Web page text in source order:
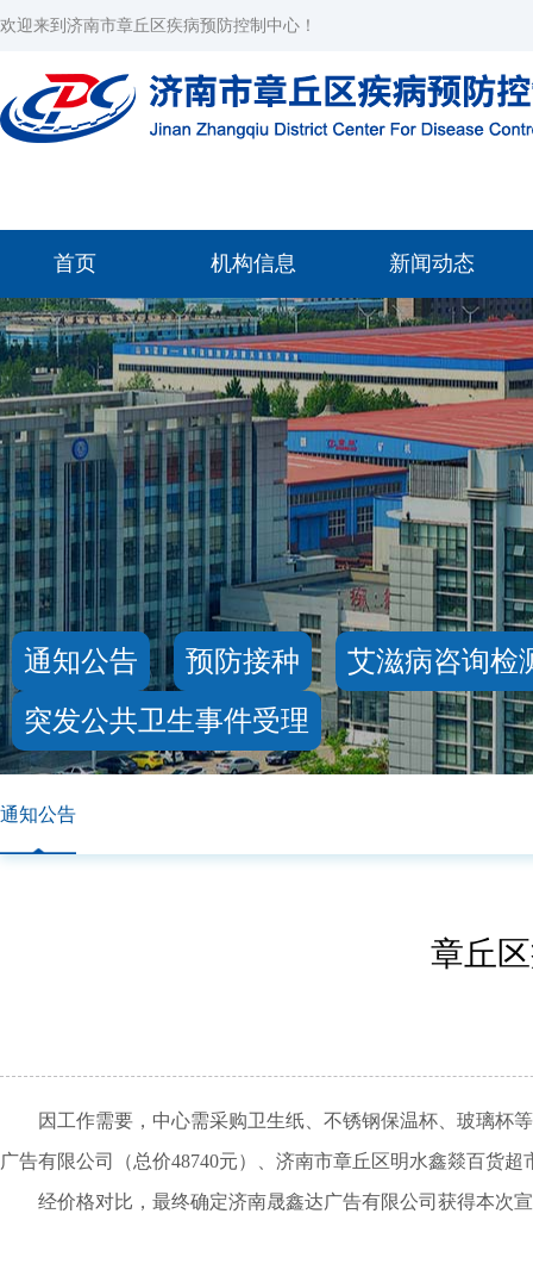
欢迎来到济南市章丘区疾病预防控制中心！
首页 机构信息 新闻动态
通知公告 预防接种
艾滋病咨询检
突发公共卫生事件受理
通知公告
章丘
因工作需要，中心需采购卫生纸、不锈钢保温杯、玻璃杯
广告有限公司（总价48740元）、济南市章丘区明水鑫燚百货
经价格对比，最终确定济南晟鑫达广告有限公司 获得本次